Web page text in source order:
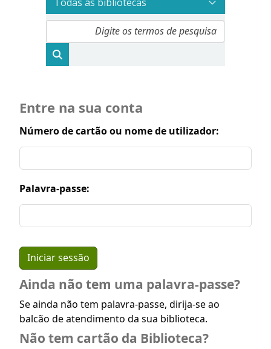
Entre na sua conta
Número de cartão ou nome de utilizador:
Palavra-passe:
Ainda não tem uma palavra-passe?
Se ainda não tem palavra-passe, dirija-se ao
balcão de atendimento da sua biblioteca.
Não tem cartão da Biblioteca?